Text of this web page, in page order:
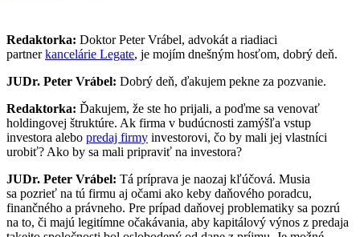
Redaktorka: Doktor Peter Vrábel, advokát a riadiaci
partnerkancelárie Legate, je mojím dnešným hosťom, dobrý deň.
JUDr. Peter Vrábel: Dobrý deň, ďakujem pekne za pozvanie.
Redaktorka: Ďakujem, že ste ho prijali, a poďme sa venovať
holdingovej štruktúre. Ak firma v budúcnosti zamýšľa vstup
investora alebo predaj firmy investorovi, čo by mali jej vlastníci
urobiť? Ako by sa mali pripraviť na investora?
JUDr. Peter Vrábel: Tá príprava je naozaj kľúčová. Musia
sa pozrieť na tú firmu aj očami ako keby daňového poradcu,
finančného a právneho. Pre prípad daňovej problematiky sa pozrú
na to, či majú legitímne očakávania, aby kapitálový výnos z predaja